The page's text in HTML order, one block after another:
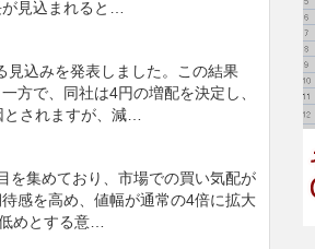
見込まれると…
見込みを発表しました。この結果
方で、同社は4円の増配を決定し、
されますが、減…
を集めており、市場での買い気配が
感を高め、値幅が通常の4倍に拡大
めとする意…